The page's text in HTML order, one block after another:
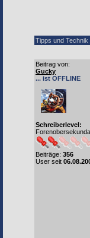
Tipps und
Beitrag von:
Gucky
... ist OFFLINE
Schreiberlevel:
Beiträge: 356
User seit